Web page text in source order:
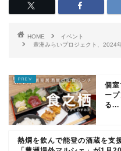
HOME
イベント
豊洲みらいプロジェクト、2024
個
ー
る...
熱燗を飲んで能登の酒蔵を支